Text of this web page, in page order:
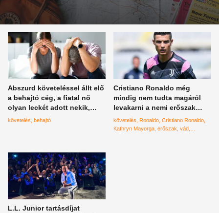
Abszurd követeléssel állt elő
a behajtó cég, a fiatal nő
olyan leckét adott nekik,
amit egy életre megjegyeztek
követelés behajtó
Cristiano Ronaldo még
mindig nem tudta magáról
levakarni a nemi erőszak
vádját
követelés Ronaldo Cristiano Ronaldo
Kathryn Mayorga erőszak vád
L.L. Junior tartásdíjat